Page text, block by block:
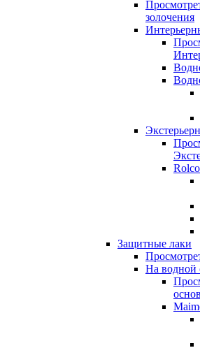
золочения
Rolco
Защитные лаки
На водной